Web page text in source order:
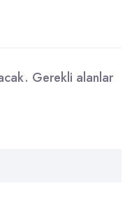
Gerekli alanlar